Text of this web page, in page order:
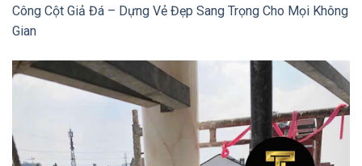
Công Cột Giả Đá – Dựng Vẻ Đẹp Sang Trọng Cho Mọi Không
Gian